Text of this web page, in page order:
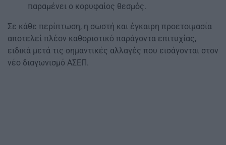
παραμένει ο κορυφαίος θεσμός.
Σε κάθε περίπτωση, η σωστή και έγκαιρη προετοιμασία
αποτελεί πλέον καθοριστικό παράγοντα επιτυχίας,
ειδικά μετά τις σημαντικές αλλαγές που εισάγονται στον
νέο διαγωνισμό ΑΣΕΠ.